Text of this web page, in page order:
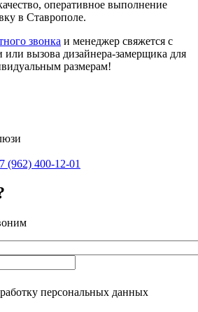
оперативное выполнение
в Ставрополе.
звонка и менеджер свяжется с
или вызова дизайнера-замерщика для
размерам!
(962) 400-12-01
персональных данных